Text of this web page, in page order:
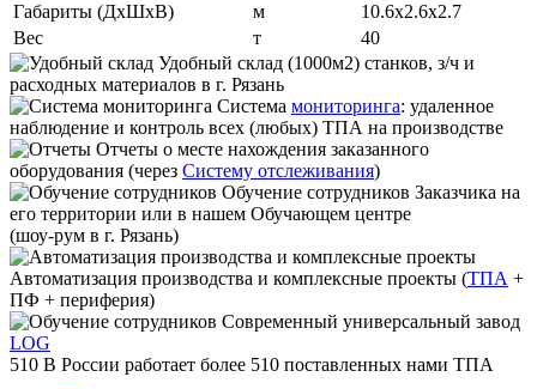
Габариты (ДxШxВ)
м
10.6x2.6x2.7
Вес
т
40
Удобный склад (1000м2) станков, з/ч и
расходных материалов в г. Рязань
Система мониторинга: удаленное
наблюдение и контроль всех (любых) ТПА на производстве
Отчеты о месте нахождения заказанного
оборудования (через Систему отслеживания)
Обучение сотрудников Заказчика на
его территории или в нашем Обучающем центре
(шоу-рум в г. Рязань)
Автоматизация производства и комплексные проекты (ТПА +
ПФ + периферия)
Современный универсальный завод
LOG
510 В России работает более 510 поставленных нами ТПА